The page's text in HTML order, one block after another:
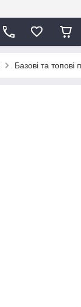
Базові та топові